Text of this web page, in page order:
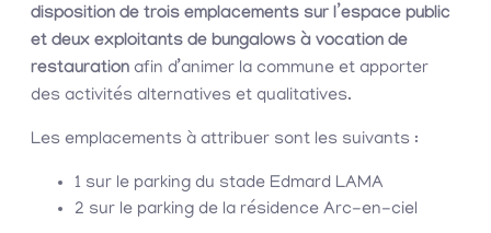
disposition de trois emplacements sur l’espace public
et deux exploitants de bungalows à vocation de
restauration afin d’animer la commune et apporter
des activités alternatives et qualitatives.
Les emplacements à attribuer sont les suivants :
1 sur le parking du stade Edmard LAMA
2 sur le parking de la résidence Arc-en-ciel